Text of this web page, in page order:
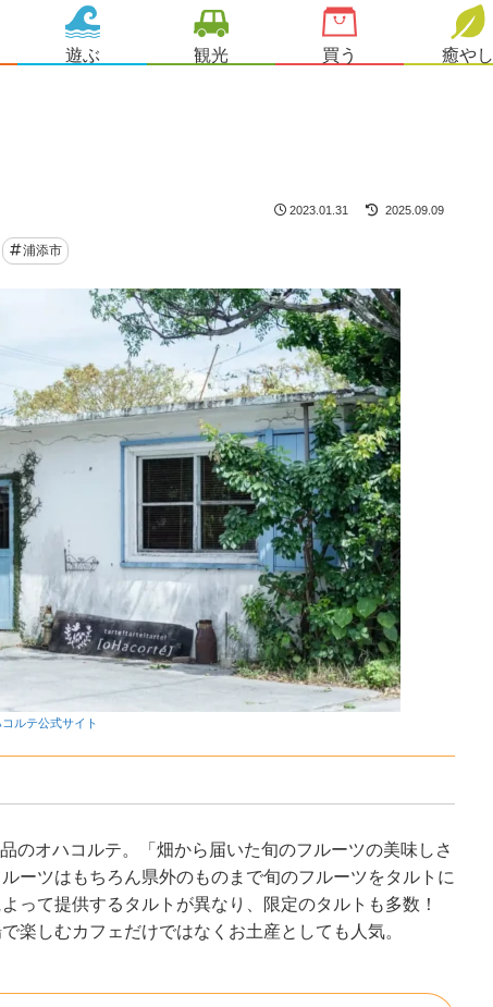
遊ぶ 観光 買う 癒やし
2023.01.31 2025.09.09
浦添市
コルテ公式サイト
のオハコルテ。「畑から届いた旬のフルーツの美味しさ
ーツはもちろん県外のものまで旬のフルーツをタルトに
って提供するタルトが異なり、限定のタルトも多数！
楽しむカフェだけではなくお土産としても人気。